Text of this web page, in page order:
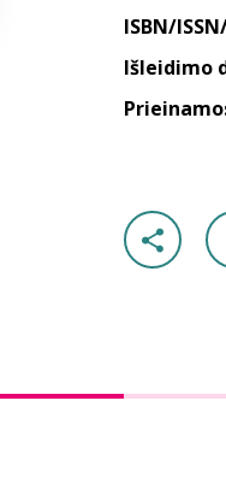
ISBN/
Išleidimo